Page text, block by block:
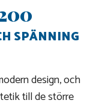
SPÄNNING
design, och
till de större